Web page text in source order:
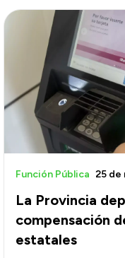
La Provincia
compensación
estatales
Función Pública 25 de